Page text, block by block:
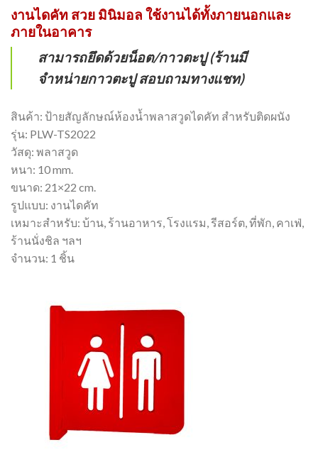
งานไดคัท สวย มินิมอล ใช้งานได้ทั้งภายนอกและ
ภายในอาคาร
สามารถยึดด้วยน็อต/กาวตะปู (ร้านมี
จำหน่ายกาวตะปู สอบถามทางแชท)
สินค้า: ป้ายสัญลักษณ์ห้องน้ำพลาสวูดไดคัท สำหรับติดผนัง
รุ่น: PLW-TS2022
วัสดุ: พลาสวูด
หนา: 10 mm.
ขนาด: 21×22 cm.
รูปแบบ: งานไดคัท
เหมาะสำหรับ: บ้าน, ร้านอาหาร, โรงแรม, รีสอร์ต, ที่พัก, คาเฟ่,
ร้านนั่งชิล ฯลฯ
จำนวน: 1 ชิ้น